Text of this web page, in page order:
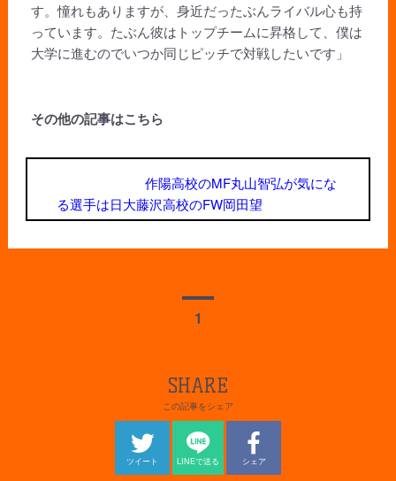
す。憧れもありますが、身近だったぶんライバル心も持
っています。たぶん彼はトップチームに昇格して、僕は
大学に進むのでいつか同じピッチで対戦したいです」
その他の記事はこちら
作陽高校のMF丸山智弘が気にな
る選手は日大藤沢高校のFW岡田望
1
SHARE
この記事をシェア
ツイート LINEで送る シェア